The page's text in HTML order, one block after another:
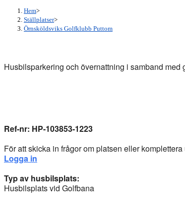
Hem>
Ställplatser>
Örnsköldsviks Golfklubb Puttom
Husbilsparkering och övernattning i samband med
Ref-nr: HP-103853-1223
För att skicka in frågor om platsen eller
Logga in
Typ av husbilsplats:
Husbilsplats vid Golfbana